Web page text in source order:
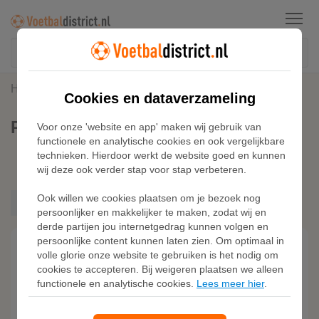
Menu
Home
Adidas
Nike
Puma
Roze Voetbalschoenen
Kies filters
Roze
Cookies en dataverzameling
Voor onze 'website en app' maken wij gebruik van
functionele en analytische cookies en ook vergelijkbare
technieken. Hierdoor werkt de website goed en kunnen
wij deze ook verder stap voor stap verbeteren.
Ook willen we cookies plaatsen om je bezoek nog
persoonlijker en makkelijker te maken, zodat wij en
derde partijen jou internetgedrag kunnen volgen en
persoonlijke content kunnen laten zien. Om optimaal in
volle glorie onze website te gebruiken is het nodig om
cookies te accepteren. Bij weigeren plaatsen we alleen
functionele en analytische cookies. Lees meer hier.